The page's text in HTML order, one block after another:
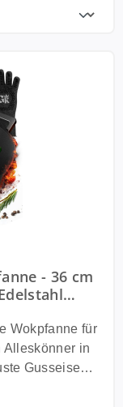
- 36 cm
Wokpfanne für
Gusseisen